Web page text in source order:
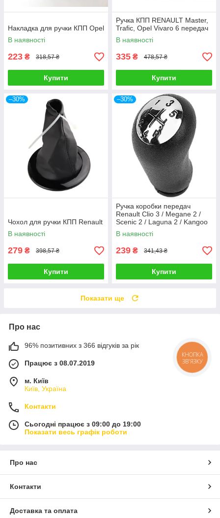
Накладка для ручки КПП Opel
В наявності
223 ₴ 318,57 ₴
Купити
Ручка КПП RENAULT Master,
Trafic, Opel Vivaro 6 передач
В наявності
335 ₴ 478,57 ₴
Купити
–30%
Чохол для ручки КПП Renault
В наявності
279 ₴ 398,57 ₴
Купити
–30%
Ручка коробки передач
Renault Clio 3 / Megane 2 /
Scenic 2 / Laguna 2 / Kangoo
Espace 4, штатна ручка КПП
В наявності
239 ₴ 341,43 ₴
Купити
Показати ще
Про нас
96% позитивних з 366 відгуків за рік
Працює з 08.07.2019
м. Київ
Київ, Україна
Контакти
Сьогодні працює з 09:00 до 19:00
Показати весь графік роботи
Про нас
Контакти
Доставка та оплата
КНОПКА
ЗВ'ЯЗКУ